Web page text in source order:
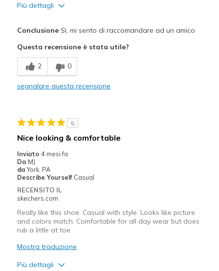
Più dettagli
Comfortable
Stylish
View On Shoes
ConclusioneSì, mi sento di raccomandare ad un amico
Questa recensione è stata utile?
2 0
segnalare questa recensione
5
Nice looking & comfortable
Inviato 4 mesi fa
Da MJ
da York, PA
Describe Yourself Casual
RECENSITO IL
skechers.com
Really like this shoe. Casual with style. Looks like picture
and colors match. Comfortable for all day wear but does
rub a little at toe
Mostra traduzione
Più dettagli